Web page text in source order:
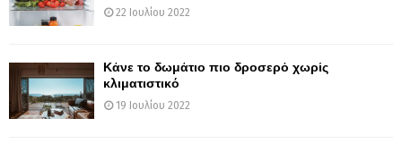
22 Ιουλίου 2022
Κάνε το δωμάτιο πιο δροσερό χωρίς
κλιματιστικό
19 Ιουλίου 2022